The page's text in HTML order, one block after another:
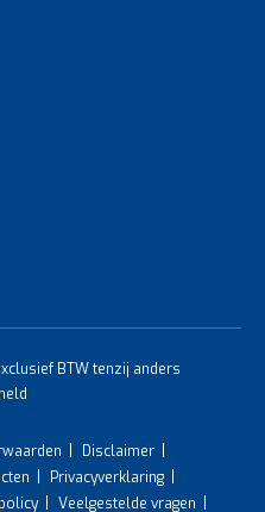
BTW tenzij anders
Disclaimer
Privacyverklaring
Veelgestelde vragen